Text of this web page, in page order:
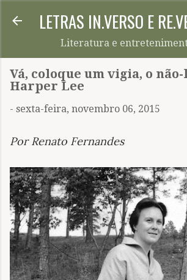
Pular para o conteúdo
LETRAS IN.VERSO E
Literatura e
Vá, coloque um vigia, o
Harper Lee
- sexta-feira, novembro 06, 2015
Por Renato Fernandes